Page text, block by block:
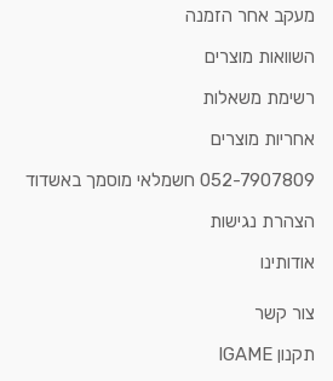
מעקב אחר הזמנה
השוואות מוצרים
רשימת משאלות
אחריות מוצרים
052-7907809 חשמלאי מוסמך באשדוד
הצהרת נגישות
אודותינו
צור קשר
תקנון IGAME